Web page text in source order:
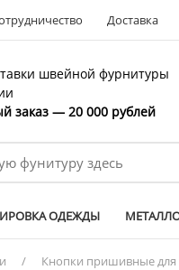
Доставка
швейной фурнитуры
заказ — 20 000 рублей
ОДЕЖДЫ
/ Кнопки пришивные